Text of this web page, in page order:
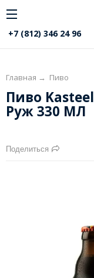
+7 (812) 346 24 96
Главная → Пиво
Пиво
Руж 330 МЛ
Поделиться